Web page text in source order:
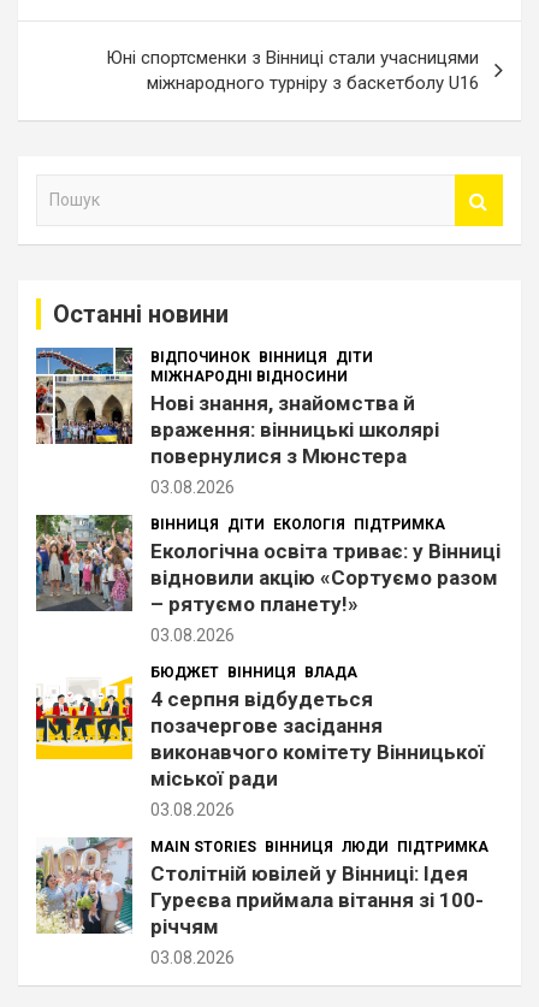
Юні спортсменки з Вінниці стали учасницями
міжнародного турніру з баскетболу U16
Останні новини
ВІДПОЧИНОК ВІННИЦЯ
ДІТИ
МІЖНАРОДНІ ВІДНОСИНИ
Нові знання, знайомства й
враження: вінницькі школярі
повернулися з Мюнстера
03.08.2026
ВІННИЦЯ ДІТИ ЕКОЛОГІЯ ПІДТРИМКА
Екологічна освіта триває: у Вінниці
відновили акцію «Сортуємо разом
– рятуємо планету!»
03.08.2026
БЮДЖЕТ ВІННИЦЯ ВЛАДА
4 серпня відбудеться
позачергове засідання
виконавчого комітету Вінницької
міської ради
03.08.2026
MAIN STORIES ВІННИЦЯ ЛЮДИ ПІДТРИМКА
Столітній ювілей у Вінниці: Ідея
Гуреєва приймала вітання зі 100-
річчям
03.08.2026